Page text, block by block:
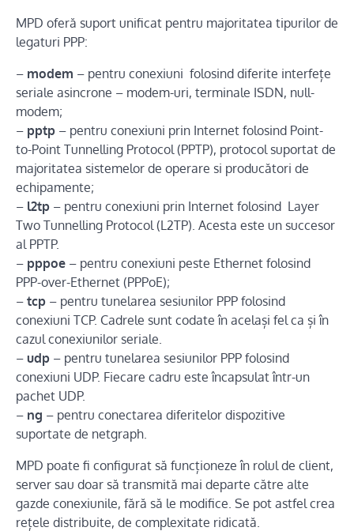
MPD oferă suport unificat pentru majoritatea tipurilor de
legaturi PPP:
– modem – pentru conexiuni folosind diferite interfețe
seriale asincrone – modem-uri, terminale ISDN, null-
modem;
– pptp – pentru conexiuni prin Internet folosind Point-
to-Point Tunnelling Protocol (PPTP), protocol suportat de
majoritatea sistemelor de operare si producători de
echipamente;
– l2tp – pentru conexiuni prin Internet folosind Layer
Two Tunnelling Protocol (L2TP). Acesta este un succesor
al PPTP.
– pppoe – pentru conexiuni peste Ethernet folosind
PPP-over-Ethernet (PPPoE);
– tcp – pentru tunelarea sesiunilor PPP folosind
conexiuni TCP. Cadrele sunt codate în același fel ca și în
cazul conexiunilor seriale.
– udp – pentru tunelarea sesiunilor PPP folosind
conexiuni UDP. Fiecare cadru este încapsulat într-un
pachet UDP.
– ng – pentru conectarea diferitelor dispozitive
suportate de netgraph.
MPD poate fi configurat să funcționeze în rolul de client,
server sau doar să transmită mai departe către alte
gazde conexiunile, fără să le modifice. Se pot astfel crea
rețele distribuite, de complexitate ridicată.